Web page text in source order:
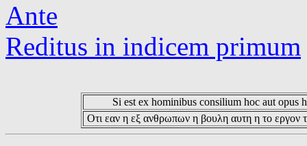
Ante
Reditus in indicem primum
Si est ex hominibus consilium hoc aut opus
Οτι εαν η εξ ανθρωπων η βουλη αυτη η το εργον